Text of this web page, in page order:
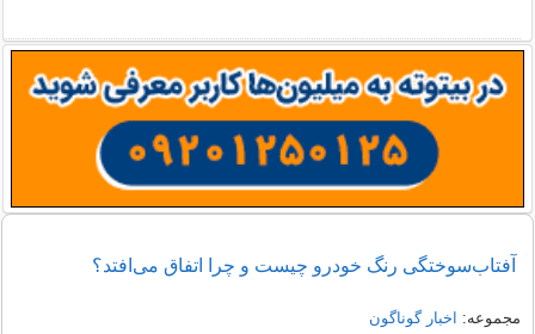
آفتاب‌سوختگی رنگ خودرو چیست و چرا اتفاق می‌افتد؟
مجموعه: اخبار گوناگون